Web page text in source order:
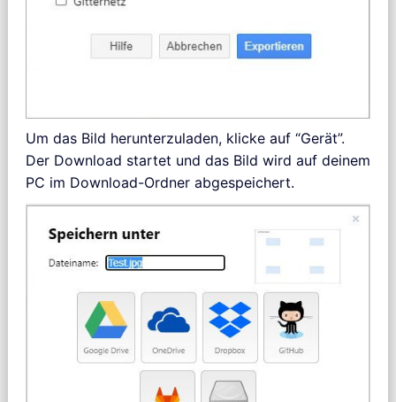
Um das Bild herunterzuladen, klicke auf “Gerät”.
Der Download startet und das Bild wird auf deinem
PC im Download-Ordner abgespeichert.